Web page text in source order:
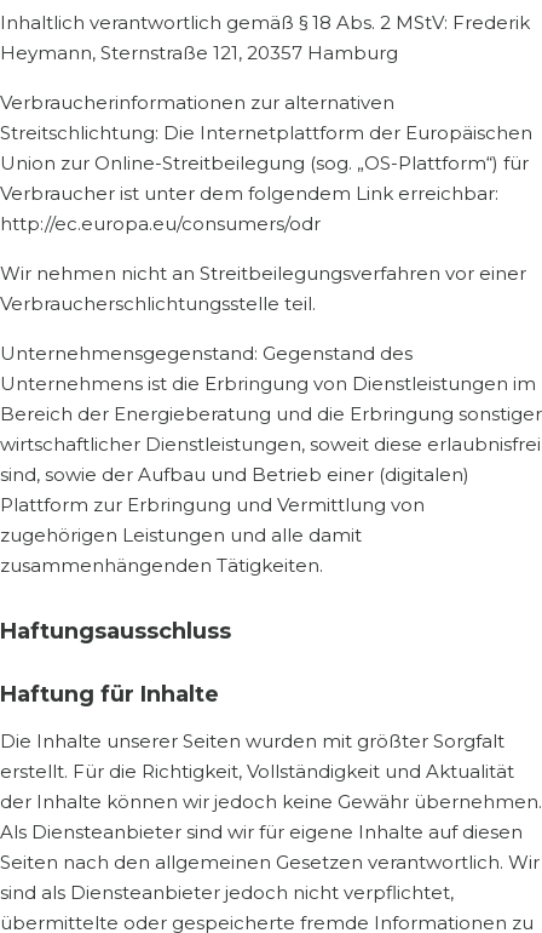
Inhaltlich verantwortlich gemäß § 18 Abs. 2 MStV: Frederik
Heymann, Sternstraße 121, 20357 Hamburg
Verbraucherinformationen zur alternativen
Streitschlichtung: Die Internetplattform der Europäischen
Union zur Online-Streitbeilegung (sog. „OS-Plattform“) für
Verbraucher ist unter dem folgendem Link erreichbar:
http://ec.europa.eu/consumers/odr
Wir nehmen nicht an Streitbeilegungsverfahren vor einer
Verbraucherschlichtungsstelle teil.
Unternehmensgegenstand: Gegenstand des
Unternehmens ist die Erbringung von Dienstleistungen im
Bereich der Energieberatung und die Erbringung sonstiger
wirtschaftlicher Dienstleistungen, soweit diese erlaubnisfrei
sind, sowie der Aufbau und Betrieb einer (digitalen)
Plattform zur Erbringung und Vermittlung von
zugehörigen Leistungen und alle damit
zusammenhängenden Tätigkeiten.
Haftungsausschluss
Haftung für Inhalte
Die Inhalte unserer Seiten wurden mit größter Sorgfalt
erstellt. Für die Richtigkeit, Vollständigkeit und Aktualität
der Inhalte können wir jedoch keine Gewähr übernehmen.
Als Diensteanbieter sind wir für eigene Inhalte auf diesen
Seiten nach den allgemeinen Gesetzen verantwortlich. Wir
sind als Diensteanbieter jedoch nicht verpflichtet,
übermittelte oder gespeicherte fremde Informationen zu